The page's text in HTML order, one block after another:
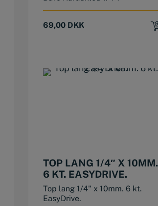
69,00 DKK
TOP LANG 1/4″ X 10MM.
6 KT. EASYDRIVE.
Top lang 1/4" x 10mm. 6 kt.
EasyDrive.